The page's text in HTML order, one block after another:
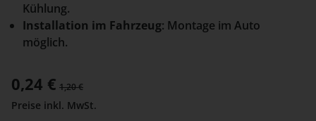
Kühlung.
Installation im Fahrzeug: Montage im Auto
möglich.
Verkaufspreis:
0,24 € Regulärer Preis:
1,20 €
Preise inkl. MwSt.